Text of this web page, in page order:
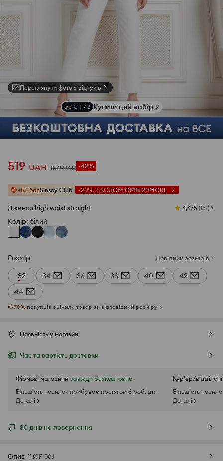
Переглянути фото з відгуків
фото 1 / 3 Купити цей набір
519 UAH 899 UAH -42%
+52 балSinsay Club -20% З КОДОМ OMNI20MORE
Джинси high waist straight 4,6/5 (151)
Колір: білий
Розмір Довідник розмірів
32 34 36 38 40
42
44
70% покупців оцінили товар як відповідний розміру
Наявність у магазині
Час та вартість доставки
Фірмові магазини завжди безкоштовно
Більшість посилок прибуває протягом 6 роб. дн.
Деталі >
Кур'єр/
Більшість
Деталі >
30 днів на повернення
Опис 1169F-00J